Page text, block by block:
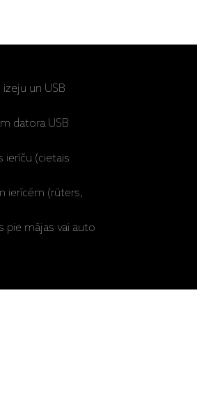
un USB
datora USB
ierīču (cietais
ierīcēm (rūters,
pie mājas vai auto